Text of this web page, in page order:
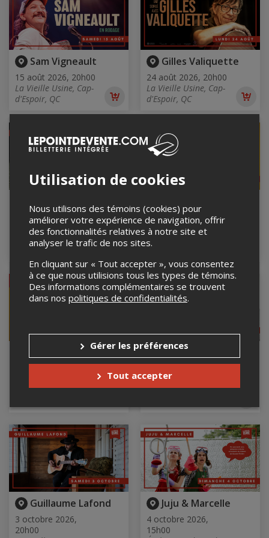
Sam Vigneault
15 août 2026, 20h00
La Vieille Usine, Cap-
d'Espoir, QC
SamAjouter
panier
Gilles Valiquette
24 août 2026, 20h00
La Vieille Usine, Cap-
d'Espoir, QC
Gilles
Band
28 août 2026, 20h00
La Vieille Usine, Cap-
d'Espoir, QC
The
Big
O
String
Band
Ajouter
panier
29 août 2026, 20h00
La Vieille Usine, Cap-
d'Espoir, QC
Benny Jones
d'Espoir, QC
COMPLET
Les Flambettes III
20h00
La Vieille Usine, Cap-
au
Guillaume Lafond
3 octobre 2026,
20h00
Juju & Marcelle
4 octobre 2026,
15h00
Utilisation de cookies
Nous utilisons des témoins (cookies) pour
améliorer votre expérience de navigation, offrir
des fonctionnalités relatives à notre site et
analyser le trafic de nos sites.
En cliquant sur « Tout accepter », vous consentez
à ce que nous utilisions tous les types de témoins.
Des informations complémentaires se trouvent
dans nos politiques de confidentialités.
Gérer les préférences
Tout accepter